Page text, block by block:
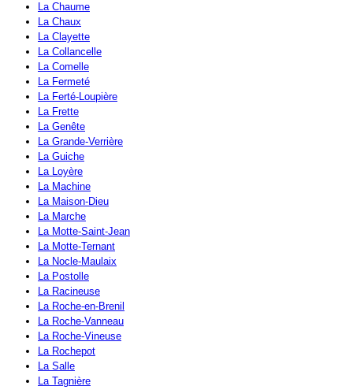
La Chaume
La Chaux
La Clayette
La Collancelle
La Comelle
La Fermeté
La Ferté-Loupière
La Frette
La Genête
La Grande-Verrière
La Guiche
La Loyère
La Machine
La Maison-Dieu
La Marche
La Motte-Saint-Jean
La Motte-Ternant
La Nocle-Maulaix
La Postolle
La Racineuse
La Roche-en-Brenil
La Roche-Vanneau
La Roche-Vineuse
La Rochepot
La Salle
La Tagnière